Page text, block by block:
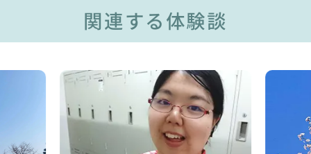
関連する体験談